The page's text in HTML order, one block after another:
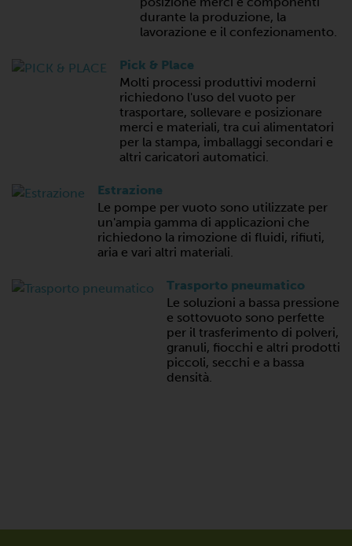
durante la produzione, la
lavorazione e il confezionamento.
Pick & Place
Molti processi produttivi moderni
richiedono l'uso del vuoto per
trasportare, sollevare e posizionare
merci e materiali, tra cui alimentatori
per la stampa, imballaggi secondari e
altri caricatori automatici.
Estrazione
Le pompe per vuoto sono utilizzate per
un'ampia gamma di applicazioni che
richiedono la rimozione di fluidi, rifiuti,
aria e vari altri materiali.
Trasporto pneumatico
Le soluzioni a bassa pressione
e sottovuoto sono perfette
per il trasferimento di polveri,
granuli, fiocchi e altri prodotti
piccoli, secchi e a bassa
densità.